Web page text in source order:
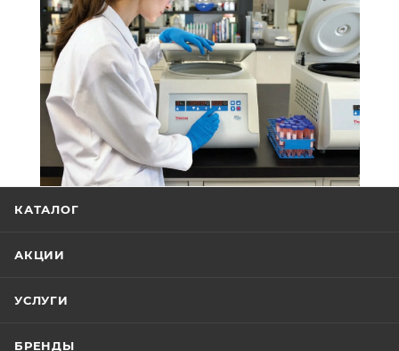
КАТАЛОГ
АКЦИИ
УСЛУГИ
БРЕНДЫ